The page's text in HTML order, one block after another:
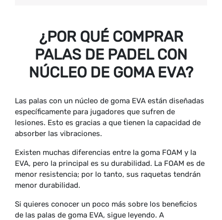
¿POR QUÉ COMPRAR
PALAS DE PADEL CON
NÚCLEO DE GOMA EVA?
Las palas con un núcleo de goma EVA están diseñadas
específicamente para jugadores que sufren de
lesiones. Esto es gracias a que tienen la capacidad de
absorber las vibraciones.
Existen muchas diferencias entre la goma FOAM y la
EVA, pero la principal es su durabilidad. La FOAM es de
menor resistencia; por lo tanto, sus raquetas tendrán
menor durabilidad.
Si quieres conocer un poco más sobre los beneficios
de las palas de goma EVA, sigue leyendo. A